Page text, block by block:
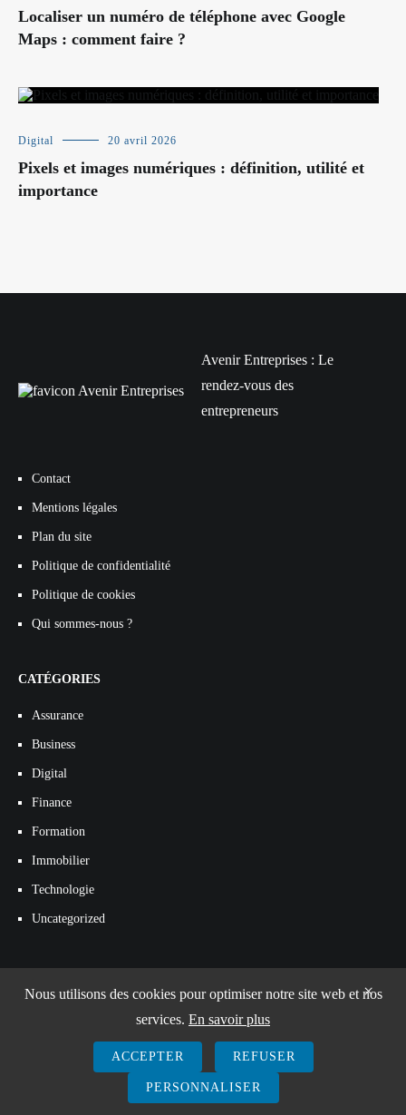
Localiser un numéro de téléphone avec Google
Maps : comment faire ?
Digital 20 avril 2026
Pixels et images numériques : définition, utilité et
importance
Avenir Entreprises : Le
rendez-vous des
entrepreneurs
Contact
Mentions légales
Plan du site
Politique de confidentialité
Politique de cookies
Qui sommes-nous ?
CATÉGORIES
Assurance
Business
Digital
Finance
Formation
Immobilier
Technologie
Uncategorized
Avenir Entreprises
×
Nous utilisons des cookies pour optimiser notre site web et nos
services. En savoir plus
ACCEPTER REFUSER
PERSONNALISER